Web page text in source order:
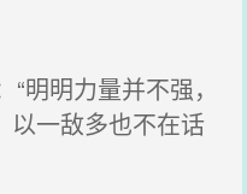
明明力量并不强，
以一敌多也不在话